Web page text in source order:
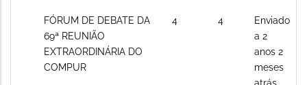
Sem
novos
posts
FÓRUM DE DEBATE DA
69ª REUNIÃO
EXTRAORDINÁRIA DO
COMPUR
4 4
Enviado
a 2
anos 2
meses